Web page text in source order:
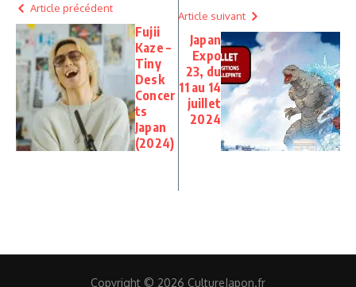
Article précédent
Fujii
Kaze –
Tiny
Desk
Concer
ts
Japan
(2024)
Article suivant
Japan
Expo
23, du
11 au 14
juillet
2024